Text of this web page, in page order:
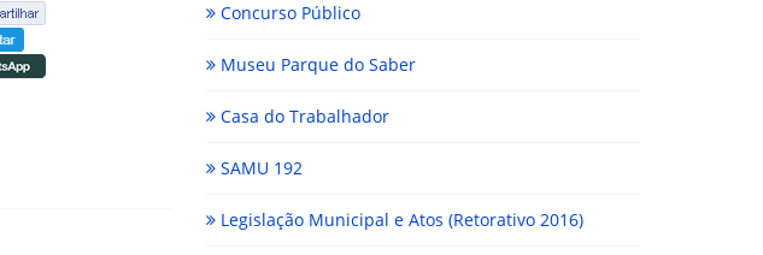
Concurso Público
Museu Parque do Saber
Casa do Trabalhador
SAMU 192
Legislação Municipal e Atos (Retorativo 2016)